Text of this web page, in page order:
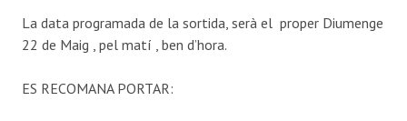
La data programada de la sortida, serà el proper Diumenge
22 de Maig , pel matí , ben d’hora.
ES RECOMANA PORTAR: